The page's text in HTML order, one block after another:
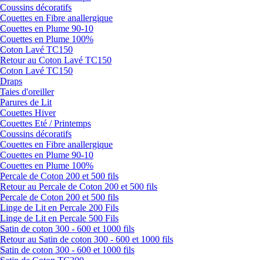
Coussins décoratifs
Couettes en Fibre anallergique
Couettes en Plume 90-10
Couettes en Plume 100%
Coton Lavé TC150
Retour au Coton Lavé TC150
Coton Lavé TC150
Draps
Taies d'oreiller
Parures de Lit
Couettes Hiver
Couettes Eté / Printemps
Coussins décoratifs
Couettes en Fibre anallergique
Couettes en Plume 90-10
Couettes en Plume 100%
Percale de Coton 200 et 500 fils
Retour au Percale de Coton 200 et 500 fils
Percale de Coton 200 et 500 fils
Linge de Lit en Percale 200 Fils
Linge de Lit en Percale 500 Fils
Satin de coton 300 - 600 et 1000 fils
Retour au Satin de coton 300 - 600 et 1000 fils
Satin de coton 300 - 600 et 1000 fils